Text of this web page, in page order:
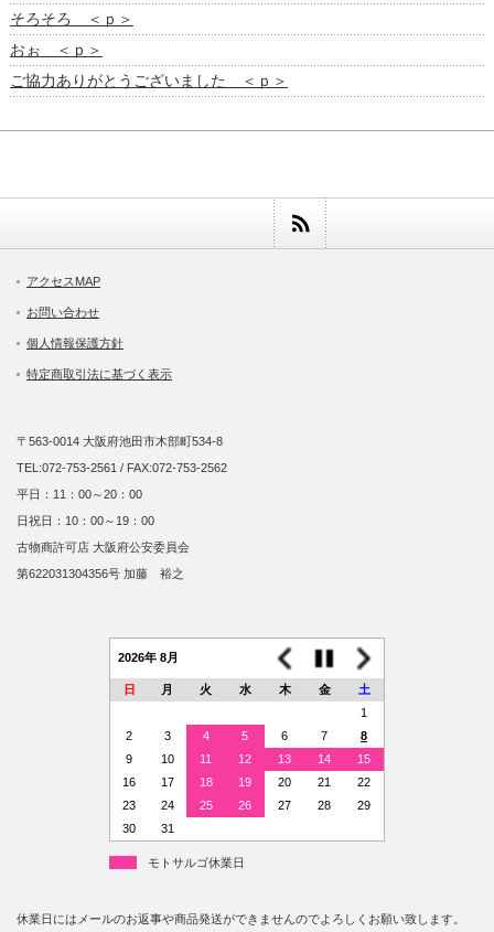
そろそろ ＜ｐ＞
おぉ ＜ｐ＞
ご協力ありがとうございました ＜ｐ＞
アクセスMAP
お問い合わせ
個人情報保護方針
特定商取引法に基づく表示
〒563-0014 大阪府池田市木部町534-8
TEL:072-753-2561 / FAX:072-753-2562
平日：11：00～20：00
日祝日：10：00～19：00
古物商許可店 大阪府公安委員会
第622031304356号 加藤 裕之
2026年 8月
日 月 火 水 木 金
土
1
2
3 4 5 6 7
8
9
10 11 12 13 14
15
16
17 18 19 20 21
22
23
24 25 26 27 28
29
30
31
モトサルゴ休業日
休業日にはメールのお返事や商品発送ができませんのでよろしくお願い致します。